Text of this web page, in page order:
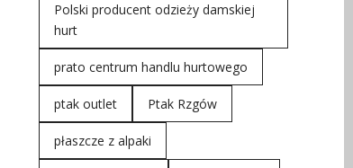
Polski producent odzieży damskiej
hurt
prato centrum handlu hurtowego
ptak outlet Ptak Rzgów
płaszcze z alpaki